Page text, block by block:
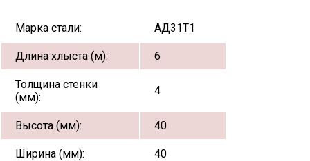
Марка стали: АД31Т1
Длина хлыста (м): 6
Толщина стенки
(мм):
4
Высота (мм): 40
Ширина (мм): 40